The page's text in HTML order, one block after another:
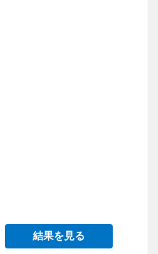
結果を見る